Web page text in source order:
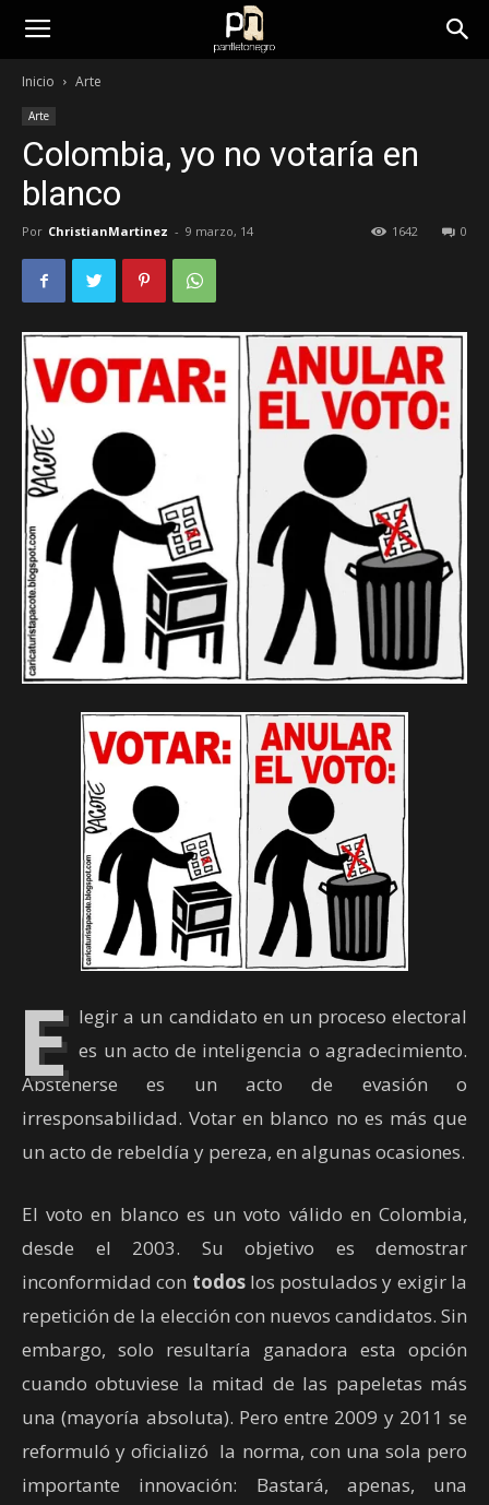
panfletonegro
Inicio Arte
Arte
Colombia, yo no votaría en
blanco
Por ChristianMartinez - 9 marzo, 14 0
1642
E legir a un candidato en un proceso electoral
es un acto de inteligencia o agradecimiento.
Abstenerse es un acto de evasión o
irresponsabilidad. Votar en blanco no es más que
un acto de rebeldía y pereza, en algunas ocasiones.
El voto en blanco es un voto válido en Colombia,
desde el 2003. Su objetivo es demostrar
inconformidad con todoslos postulados y exigir la
repetición de la elección con nuevos candidatos. Sin
embargo, solo resultaría ganadora esta opción
cuando obtuviese la mitad de las papeletas más
una (mayoría absoluta). Pero entre 2009 y 2011 se
reformuló y oficializó la norma, con una sola pero
importante innovación: Bastará, apenas, una